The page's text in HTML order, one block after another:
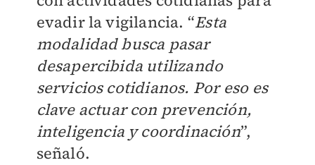
evadir la vigilancia. “Esta
modalidad busca pasar
desapercibida utilizando
servicios cotidianos. Por eso es
clave actuar con prevención,
inteligencia y coordinación”,
señaló.